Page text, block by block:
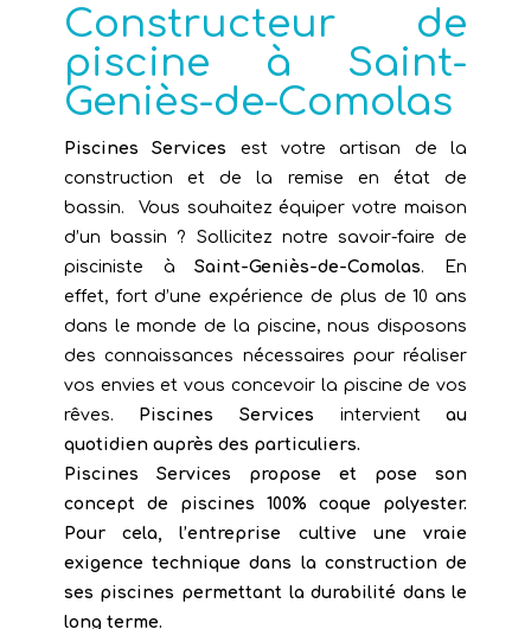
Constructeur de
piscine à Saint-
Geniès-de-Comolas
Piscines Services est votre artisan de la
construction et de la remise en état de
bassin. Vous souhaitez équiper votre maison
d’un bassin ? Sollicitez notre savoir-faire de
pisciniste àSaint-Geniès-de-Comolas. En
effet, fort d’une expérience de plus de 10 ans
dans le monde de la piscine, nous disposons
des connaissances nécessaires pour réaliser
vos envies et vous concevoir la piscine de vos
rêves. Piscines Services intervient au
quotidien auprès des particuliers.
Piscines Services propose et pose son
concept de piscines 100% coque polyester.
Pour cela, l’entreprise cultive une vraie
exigence technique dans la construction de
ses piscines permettant la durabilité dans le
long terme.